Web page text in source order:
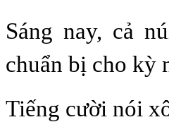
Sáng nay, cả
chuẩn bị cho kỳ
Tiếng cười nói